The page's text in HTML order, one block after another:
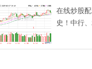
在线炒股
史！中行